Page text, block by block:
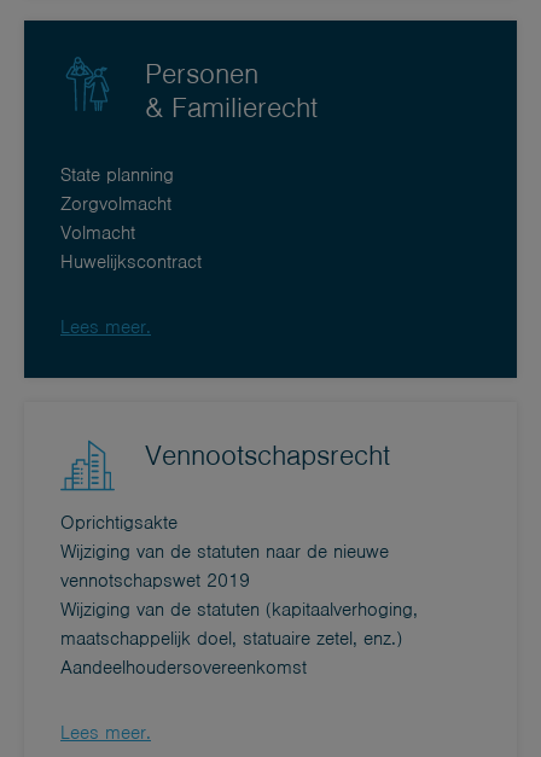
Personen
& Familierecht
State planning
Zorgvolmacht
Volmacht
Huwelijkscontract
Lees meer.
Vennootschapsrecht
Oprichtigsakte
Wijziging van de statuten naar de nieuwe
vennotschapswet 2019
Wijziging van de statuten (kapitaalverhoging,
maatschappelijk doel, statuaire zetel, enz.)
Aandeelhoudersovereenkomst
Lees meer.